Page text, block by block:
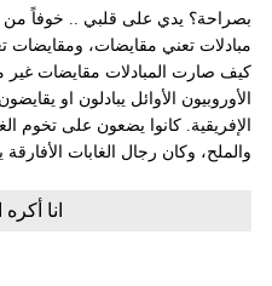
بصراحة؟ يدي على قلبي .. خوفاً من
مبادلات تعني مقايضات، ومقايضات
كيف صارت المبادلات مقايضات غير
الأوروبيون الأوائل يبادلون او
الإفريقية. كانوا يضعون على تخوم
والملح، وكان رجال الغابات
انا